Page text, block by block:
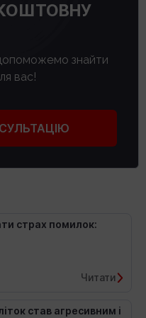
знайти
вас!
страх помилок:
Читати
став агресивним і